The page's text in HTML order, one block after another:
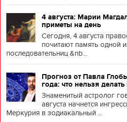
4 августа: Марии
приметы на день
Сегодня, 4 августа
почитают память одной
последовательниц &nb...
Прогноз от Павла
года: что нельзя делать
Знаменитый астролог
августа начнется
Меркурия в зодиакальный ...